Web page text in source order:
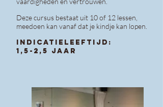
Deze cursus bestaat uit 10 of 12 lessen,
meedoen kan vanaf dat je kindje kan lopen.
Indicatieleeftijd:
1,5-2,5 jaar